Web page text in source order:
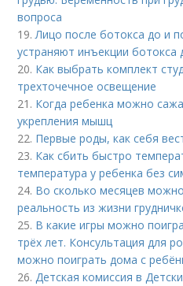
вопроса
19.Лицо после ботокса до и
устраняют инъекции ботокса
20. Как выбрать комплект
трехточечное освещение
21. Когда ребенка можно
укрепления мышц
22. Первые роды, как себя
23. Как сбить быстро
температура у ребенка без
24. Во сколько месяцев
реальность из жизни
25. В какие игры можно
трёх лет. Консультация для
можно поиграть дома с
26.Детская комиссия в